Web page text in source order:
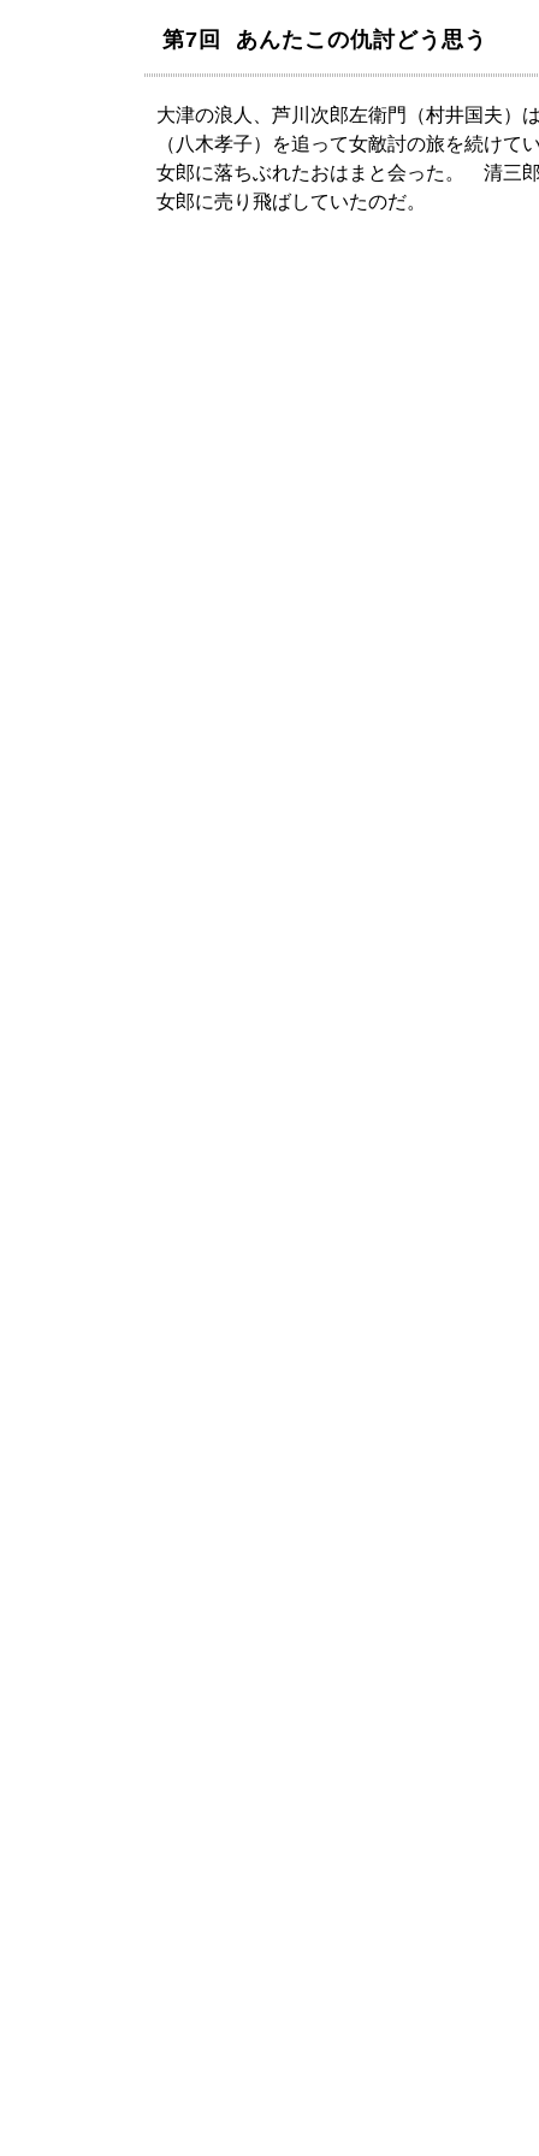
第7回 あんたこの仇討どう思う
大津の浪人、芦川次郎左衛門（村井国夫）
（八木孝子）を追って女敵討の旅を続け
女郎に落ちぶれたおはまと会った。 清三
女郎に売り飛ばしていたのだ。